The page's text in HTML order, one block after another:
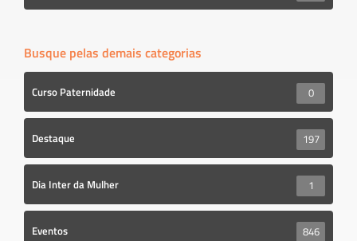
Busque pelas demais categorias
Curso Paternidade 0
Destaque 197
Dia Inter da Mulher 1
Eventos 846